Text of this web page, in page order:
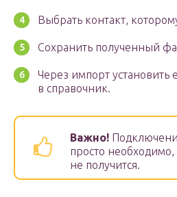
Выбрать контакт,
Сохранить полученный
Через импорт
в справочник.
Важно!
просто
не получится.